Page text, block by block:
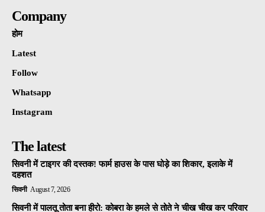
Company
होम
Latest
Follow
Whatsapp
Instagram
The latest
सिवनी में टाइगर की दस्तक! फार्म हाउस के पास घोड़े का शिकार, इलाके में
दहशत
सिवनी August 7, 2026
सिवनी में पालतू तोता बना हीरो: कोबरा के हमले से तोते ने चीख चीख कर परिवार